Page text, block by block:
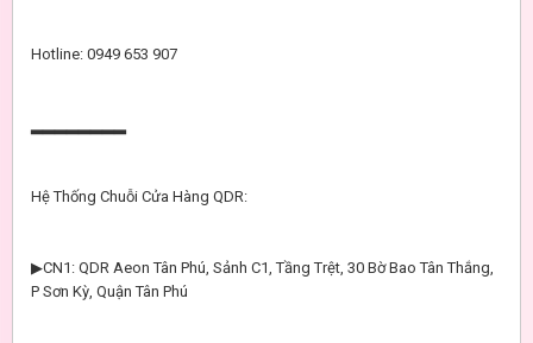
Hotline: 0949 653 907
Hệ Thống Chuỗi Cửa Hàng QDR:
▶CN1: QDR Aeon Tân Phú, Sảnh C1, Tầng Trệt, 30 Bờ Bao Tân Thắng,
P Sơn Kỳ, Quận Tân Phú